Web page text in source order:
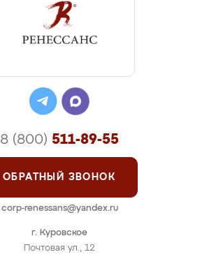
г. Куровское
Почтовая ул., 12
8 (800) 511-89-55
ОБРАТНЫЙ ЗВОНОК
corp-renessans@yandex.ru